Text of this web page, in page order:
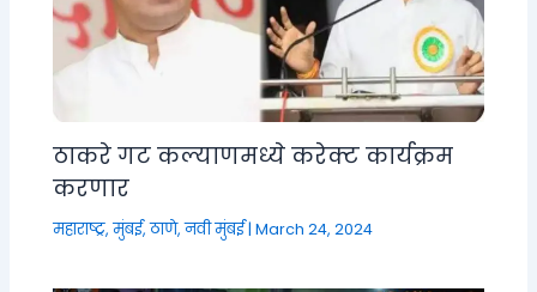
ठाकरे गट कल्याणमध्ये करेक्ट कार्यक्रम
करणार
महाराष्ट्र,मुंबई, ठाणे, नवी मुंबई|March 24, 2024